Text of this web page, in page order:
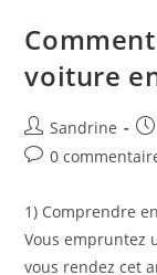
voiture
Auteur/autrice
de
Sandrine
Commentaires
la
publication :
0
1) Comprendre
Vous empruntez
vous rendez cet